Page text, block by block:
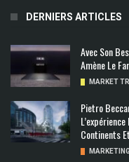
DERNIERS ARTICLES
Avec Son
Amène Le
MARKET
Pietro
Continents